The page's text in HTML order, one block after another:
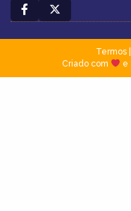
Termos|
Criado com
e